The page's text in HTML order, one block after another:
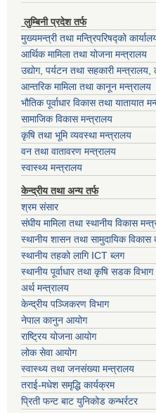
लुम्बिनी प्रदेश तर्फ
मुख्यमन्त्री तथा मन्त्रिपरिषद्को
आर्थिक मामिला तथा योजना मन्त्रालय
उद्योग, पर्यटन तथा सहकारी मन्त्रालय,
आन्तरिक मामिला तथा कानून मन्त्रालय
भौतिक पूर्वाधार विकास तथा यातायात
सामाजिक विकास मन्त्रालय
कृषि तथा भूमि व्यवस्था मन्त्रालय
वन तथा वातावरण मन्त्रालय
स्वास्थ्य मन्त्रालय
केन्द्रीय तथा अन्य तर्फ
श्रम संसार
संघीय मामिला तथा स्थानीय विकास
स्थानीय शासन तथा सामुदायिक विकास
स्थानीय तहको लागि ICT ब्लग
स्थानीय पूर्वाधार तथा कृषि सडक विभाग
अर्थ मन्त्रालय
केन्द्रीय पञ्जिकरण विभाग
नेपाल कानुन आयोग
राष्ट्रिय योजना आयोग
लोक सेवा आयोग
स्वास्थ्य तथा जनसंख्या मन्त्रालय
तराई-मधेश समृद्धि कार्यक्रम
प्रिती फन्ट बाट युनिकोड कन्भर्रटर